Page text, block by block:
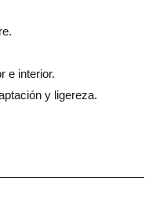
e interior.
y ligereza.